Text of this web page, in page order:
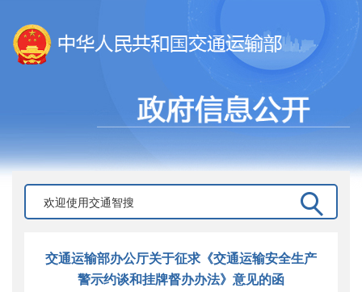
交通运输部办公厅关于征求《交通运输安全生产
警示约谈和挂牌督办办法》意见的函